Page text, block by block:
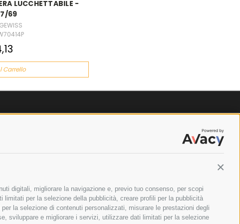
digitali, migliorare la navigazione e, previo tuo consenso, per scopi
per la selezione della pubblicità, creare profili per la pubblicità
la selezione di contenuti personalizzati, misurare le prestazioni degli
sviluppare e migliorare i servizi, utilizzare dati limitati per la selezione
LUCCHETTABILE -
69
Carrello